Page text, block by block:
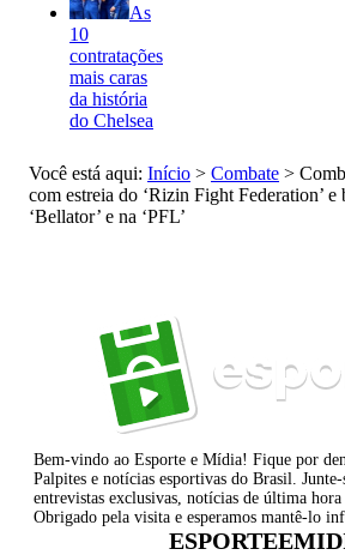
As
10
contratações
mais caras
da história
do Chelsea
Você está aqui: Início > Combate >
com estreia do ‘Rizin Fight Federation’ e
‘Bellator’ e na ‘PFL’
Bem-vindo ao Esporte e Mídia! Fique por
Palpites e notícias esportivas do Brasil. Junte-
entrevistas exclusivas, notícias de última hora
Obrigado pela visita e esperamos mantê-lo